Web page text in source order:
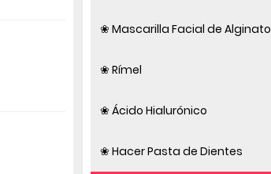
❀ Mascarilla Facial de Alginato
❀ Rímel
❀ Ácido Hialurónico
❀ Hacer Pasta de Dientes